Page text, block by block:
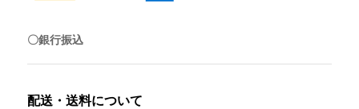
〇銀行振込
配送・送料について